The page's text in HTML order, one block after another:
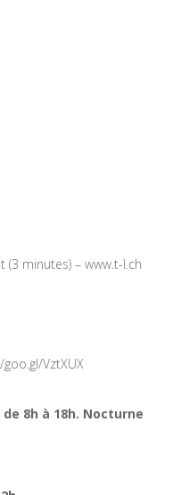
(3 minutes) – www.t-l.ch
VztXUX
8h à 18h. Nocturne